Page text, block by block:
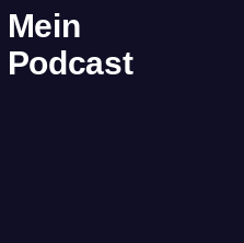
Mein
Podcast